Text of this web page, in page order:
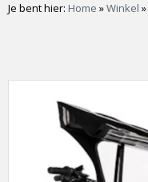
Je bent hier: Home »Winkel »